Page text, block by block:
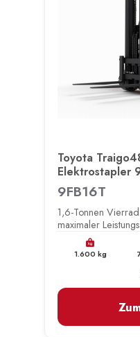
Toyota
Elektrostapler
9FB16T
1,6-Tonnen
maximaler
kg
1.600 kg